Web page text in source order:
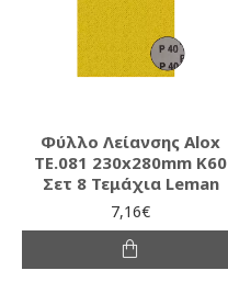
Φύλλο Λείανσης Alox
TE.081 230x280mm K60
Σετ 8 Τεμάχια Leman
7,16€